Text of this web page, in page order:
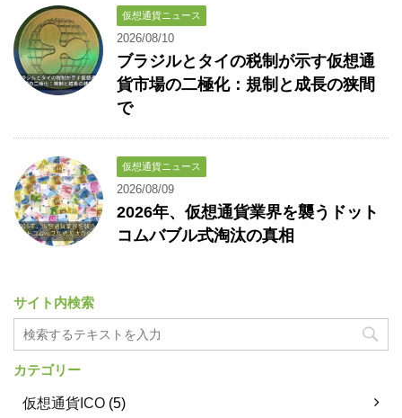
仮想通貨ニュース
2026/08/10
ブラジルとタイの税制が示す仮想通
貨市場の二極化：規制と成長の狭間
で
仮想通貨ニュース
2026/08/09
2026年、仮想通貨業界を襲うドット
コムバブル式淘汰の真相
サイト内検索
カテゴリー
仮想通貨ICO (5)